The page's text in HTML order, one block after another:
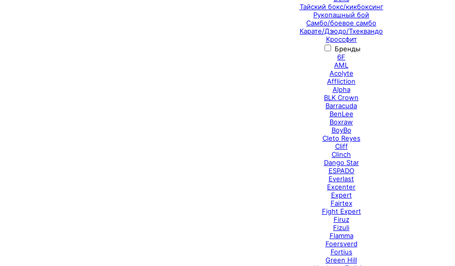
Тайский бокс/кикбоксинг
Рукопашный бой
Самбо/боевое самбо
Карате/Дзюдо/Тхеквандо
Кроссфит
Бренды
6F
AML
Acolyte
Affliction
Alpha
BLK Crown
Barracuda
BenLee
Boxraw
BoyBo
Cleto Reyes
Cliff
Clinch
Dango Star
ESPADO
Everlast
Excenter
Expert
Fairtex
Fight Expert
Firuz
Fizuli
Flamma
Foersverd
Fortius
Green Hill